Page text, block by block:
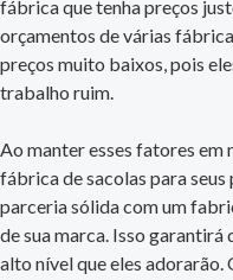
fábrica que tenha preços
orçamentos de várias
preços muito baixos, pois
trabalho ruim.
Ao manter esses fatores em
fábrica de sacolas para
parceria sólida com um
de sua marca. Isso garantirá
alto nível que eles